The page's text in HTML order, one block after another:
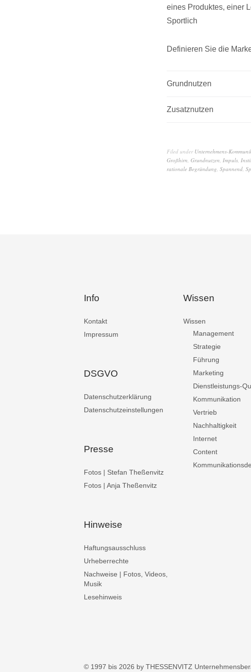
eines Produktes, einer
Sportlich
Definieren Sie die
Grundnutzen
Zusatznutzen
Filed under Unternehmens-
Großhirn, Grundnutzen, Impuls,
rationale Begründung, Spannend,
Info
Kontakt
Impressum
DSGVO
Datenschutzerklärung
Datenschutzeinstellungen
Presse
Fotos | Stefan Theßenvitz
Fotos | Anja Theßenvitz
Hinweise
Haftungsausschluss
Urheberrechte
Nachweise | Fotos, Videos,
Musik
Lesehinweis
Wissen
Wissen
Management
Strategie
Führung
Marketing
Dienstleistungs-
Kommunikation
Vertrieb
Nachhaltigkeit
Internet
Content
© 1997 bis 2026 by THESSENVITZ